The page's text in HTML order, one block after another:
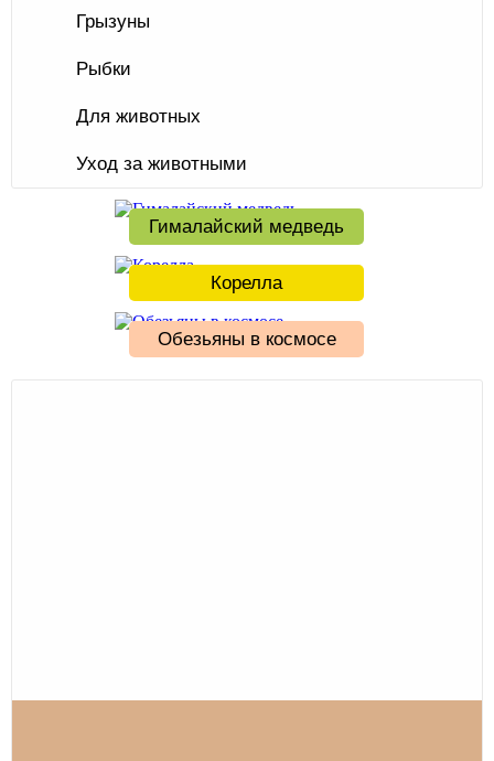
Грызуны
Рыбки
Для животных
Уход за животными
Гималайский медведь
Корелла
Обезьяны в космосе